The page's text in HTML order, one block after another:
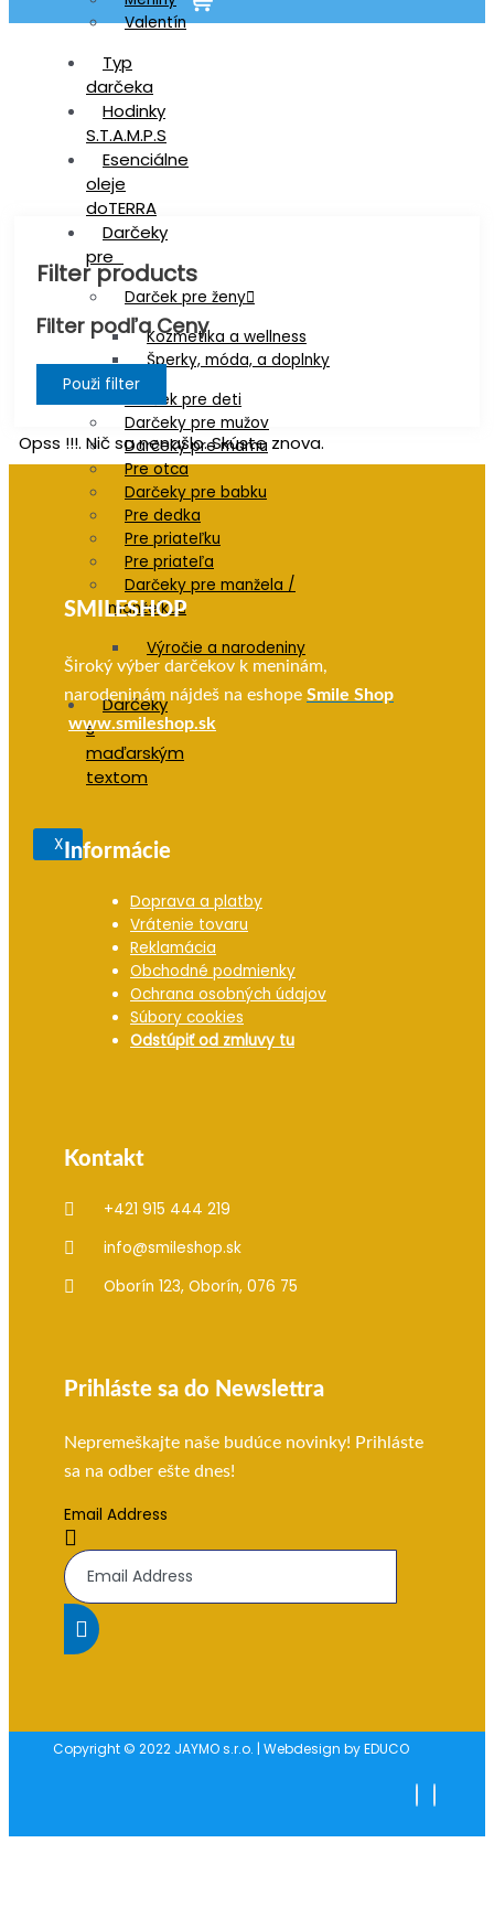
Valentín
Typ
darčeka
Hodinky
S.T.A.M.P.S
Esenciálne
oleje
doTERRA
Darčeky
pre
Darček pre ženy
Kozmetika a wellness
Šperky, móda, a doplnky
Darček pre deti
Darčeky pre mužov
Darčeky pre mamu
Pre otca
Darčeky pre babku
Pre dedka
Pre priateľku
Pre priateľa
Darčeky pre manžela /
manželku
Výročie a narodeniny
Darčeky
s
maďarským
textom
X
Filter products
Filter podľa Ceny
Použi filter
Opss !!!. Nič sa nenašlo. Skúste znova.
SMILESHOP
Široký výber darčekov k meninám,
narodeninám nájdeš na eshope Smile Shop
www.smileshop.sk
Informácie
Doprava a platby
Vrátenie tovaru
Reklamácia
Obchodné podmienky
Ochrana osobných údajov
Súbory cookies
Odstúpiť od zmluvy tu
Kontakt
+421 915 444 219
info@smileshop.sk
Oborín 123, Oborín, 076 75
Prihláste sa do Newslettra
Nepremeškajte naše budúce novinky! Prihláste
sa na odber ešte dnes!
Email Address
Copyright © 2022 JAYMO s.r.o. | Webdesign by EDUCO